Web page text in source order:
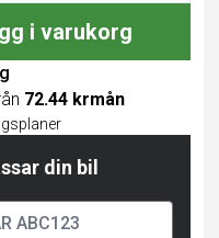
i varukorg
72.44 krmån
din bil